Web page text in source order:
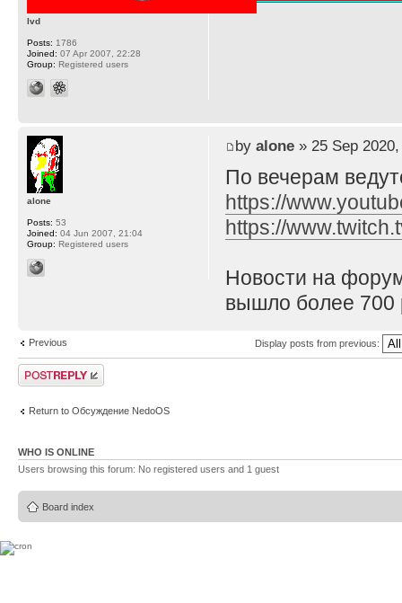
lvd
Posts: 1786
Joined: 07 Apr 2007, 22:28
Group: Registered users
by alone» 25 Sep 2020,
По вечерам
https://
https://
Новости на
вышло более 700
alone
Posts: 53
Joined: 04 Jun 2007, 21:04
Group: Registered users
Previous Display posts from previous:
Post a reply
Return to Обсуждение NedoOS
WHO IS ONLINE
Users browsing this forum: No registered users and 1 guest
Board index